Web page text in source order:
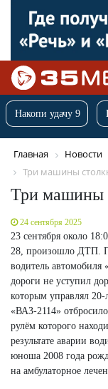
Накопи удачу 9
Главная Новости
Три машины
Три машины
24 сентября 2025
23 сентября около
28, произошло ДТП.
водитель
дороги не уступил
которым управлял 20-
«ВАЗ-2114»
рулём которого
результате аварии
юноша 2008 года
на амбулаторное